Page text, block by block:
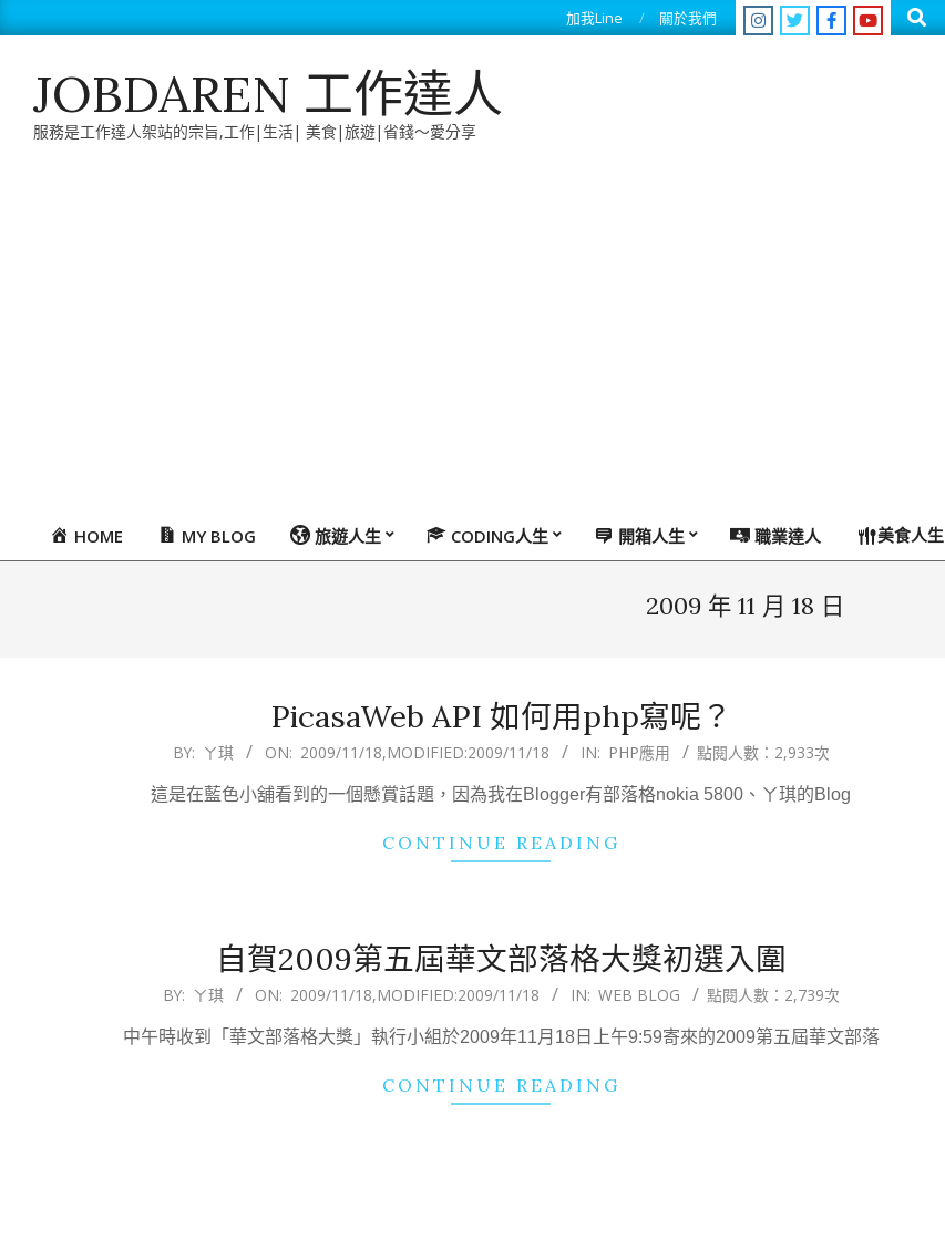
to
加我Line 關於我們 Search
JOBDAREN 工作達人
服務是工作達人架站的宗旨,工作|生活| 美食|旅遊|省錢～愛分享
PrimaryHOME MY BLOG 旅遊人生 CODING人生 開箱人生 職業達人 美食人生
2009 年 11 月 18 日
PicasaWeb API 如何用php寫呢？
BY: ㄚ琪 ON: 2009/11/18,MODIFIED:2009/11/18 IN: PHP應用 點閱人數：2,933次
這是在藍色小舖看到的一個懸賞話題，因為我在Blogger有部落格nokia 5800、ㄚ琪的Blog
CONTINUE READING
自賀2009第五屆華文部落格大獎初選入圍
BY: ㄚ琪 ON: 2009/11/18,MODIFIED:2009/11/18 IN: WEB BLOG 點閱人數：2,739次
中午時收到「華文部落格大獎」執行小組於2009年11月18日上午9:59寄來的2009第五屆華文部落
CONTINUE READING